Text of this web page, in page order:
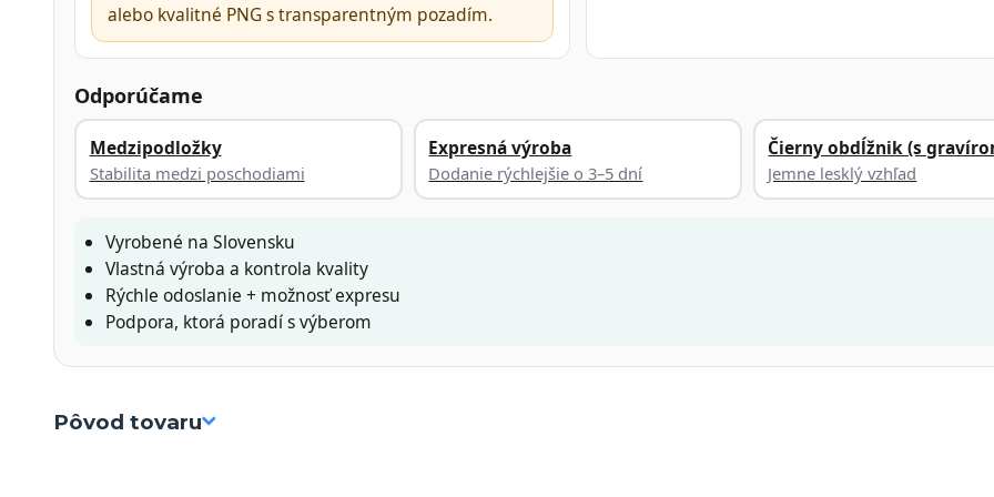
alebo kvalitné PNG s transparentným pozadím.
Odporúčame
Medzipodložky
Stabilita medzi poschodiami
Expresná výroba
Dodanie rýchlejšie o 3–5 dní
Čierny obdĺžnik (s
Jemne lesklý vzhľad
Vyrobené na Slovensku
Vlastná výroba a kontrola kvality
Rýchle odoslanie + možnosť expresu
Podpora, ktorá poradí s výberom
Pôvod tovaru